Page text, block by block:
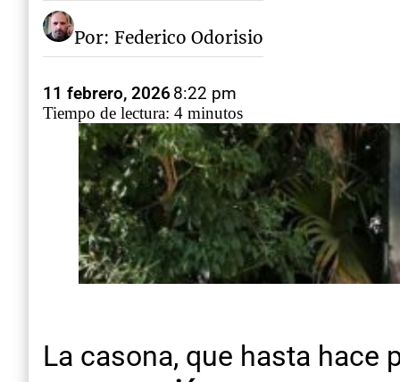
Por: Federico Odorisio
11 febrero, 20268:22 pm
Tiempo de lectura: 4 minutos
La casona, que hasta hace